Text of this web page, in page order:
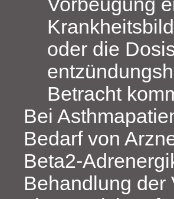
Vorbeugung
oder die
Betracht
Bei
Bedarf von
Behandlung der